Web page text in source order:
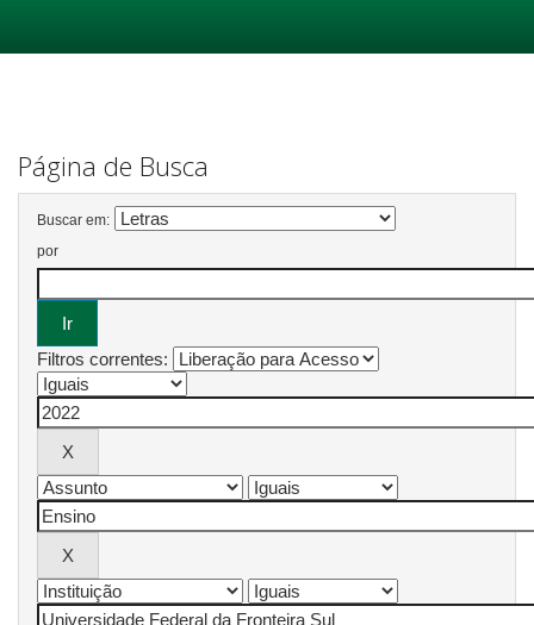
Página de Busca
Buscar em:
por
Filtros correntes: